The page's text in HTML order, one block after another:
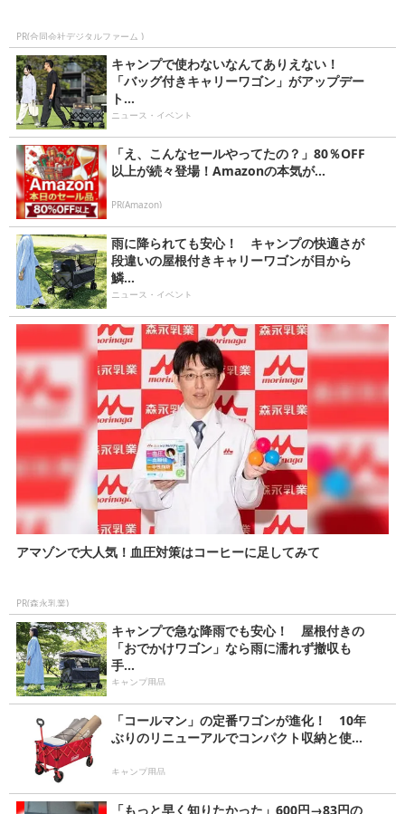
PR(合同会社デジタルファーム )
キャンプで使わないなんてありえない！
「バッグ付きキャリーワゴン」がアップデー
ト...
ニュース・イベント
「え、こんなセールやってたの？」80％OFF
以上が続々登場！Amazonの本気が...
PR(Amazon)
雨に降られても安心！ キャンプの快適さが
段違いの屋根付きキャリーワゴンが目から
鱗...
ニュース・イベント
アマゾンで大人気！血圧対策はコーヒーに足してみて
PR(森永乳業)
キャンプで急な降雨でも安心！ 屋根付きの
「おでかけワゴン」なら雨に濡れず撤収も
手...
キャンプ用品
「コールマン」の定番ワゴンが進化！ 10年
ぶりのリニューアルでコンパクト収納と使...
キャンプ用品
「もっと早く知りたかった」600円→83円の